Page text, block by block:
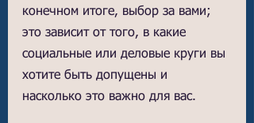
конечном итоге, выбор за вами;
это зависит от того, в какие
социальные или деловые круги вы
хотите быть допущены и
насколько это важно для вас.